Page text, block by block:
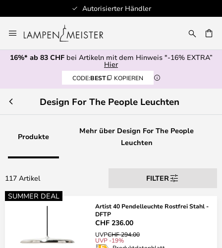
100+ Designerbrands
Inhalt
springen
16%* ab 83 CHFbei Artikeln mit dem Hinweis "-16% EXTRA”
Hier
CODE:BEST KOPIEREN
Design For The People Leuchten
Produkte
Mehr über Design For The People
Leuchten
117 Artikel
FILTER
SUMMER DEAL
Artist 40 Pendelleuchte Rostfrei Stahl -
DFTP
CHF 236.00
UVPCHF 294.00
UVP -19%